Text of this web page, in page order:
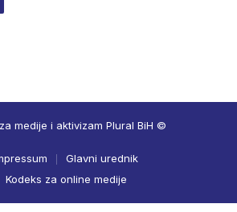
medije i aktivizam Plural BiH ©
Glavni urednik
Kodeks za online medije